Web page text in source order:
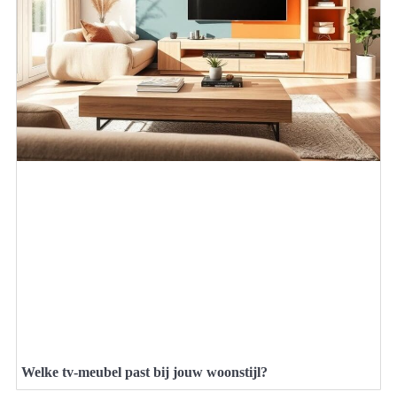
Welke tv-meubel past bij jouw woonstijl?